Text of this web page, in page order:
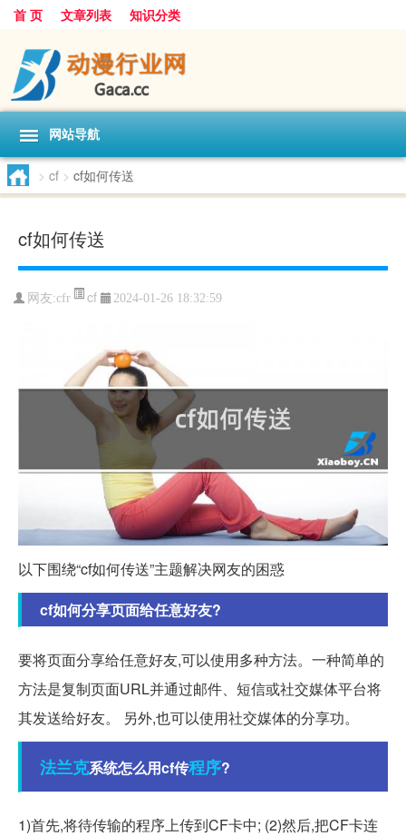
首 页 文章列表 知识分类
网站导航
> cf > cf如何传送
cf如何传送
网友:cfr cf 2024-01-26 18:32:59
以下围绕“cf如何传送”主题解决网友的困惑
cf如何分享页面给任意好友?
要将页面分享给任意好友,可以使用多种方法。一种简单的
方法是复制页面URL并通过邮件、短信或社交媒体平台将
其发送给好友。 另外,也可以使用社交媒体的分享功。
法兰克系统怎么用cf传程序?
1)首先,将待传输的程序上传到CF卡中; (2)然后,把CF卡连